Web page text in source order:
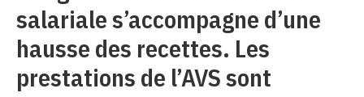
salariale s’accompagne d’une
hausse des recettes. Les
prestations de l’AVS sont